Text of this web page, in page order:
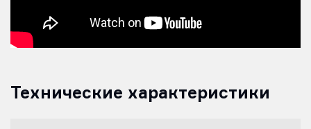
Технические характеристики